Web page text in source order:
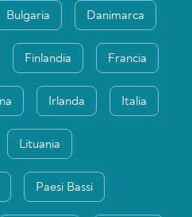
Bulgaria Danimarca
Finlandia Francia
Irlanda Italia
Lituania
Paesi Bassi